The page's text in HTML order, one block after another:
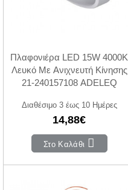
Πλαφονιέρα LED 15W 4000Κ
Λευκό Με Ανιχνευτή Κίνησης
21-240157108 ADELEQ
Διαθέσιμο 3 έως 10 Ημέρες
14,88€
Στο Καλάθι